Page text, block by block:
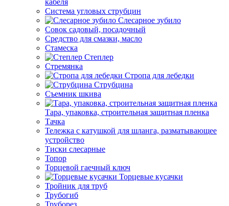
кабеля
Система угловых струбцин
Слесарное зубило
Совок садовый, посадочный
Средство для смазки, масло
Стамеска
Степлер
Стремянка
Стропа для лебедки
Струбцина
Съемник шкива
Тара, упаковка, строительная защитная пленка
Тачка
Тележка с катушкой для шланга, разматывающее
устройство
Тиски слесарные
Топор
Торцевой гаечный ключ
Торцевые кусачки
Тройник для труб
Трубогиб
Труборез